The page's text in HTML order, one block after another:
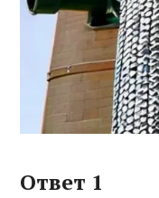
Ответ 1